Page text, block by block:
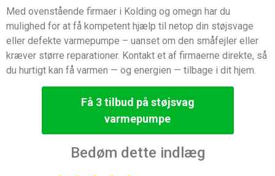
Med ovenstående firmaer i Kolding og omegn har du
mulighed for at få kompetent hjælp til netop din støjsvage
eller defekte varmepumpe – uanset om den småfejler eller
kræver større reparationer. Kontakt et af firmaerne direkte, så
du hurtigt kan få varmen — og energien — tilbage i dit hjem.
Få 3 tilbud på støjsvag
varmepumpe
Bedøm dette indlæg